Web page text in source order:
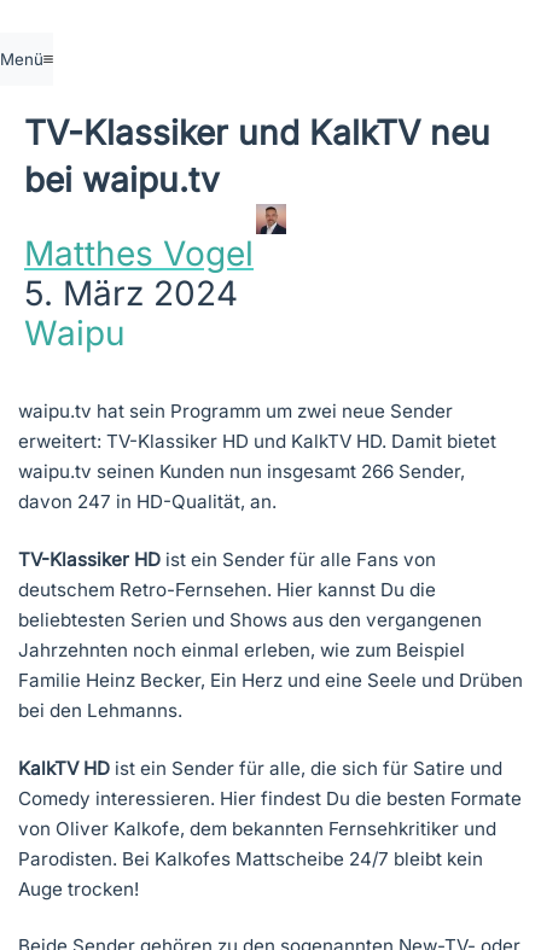
Menü
TV-Klassiker und KalkTV neu
bei waipu.tv
Matthes Vogel
5. März 2024
Waipu
waipu.tv hat sein Programm um zwei neue Sender
erweitert: TV-Klassiker HD und KalkTV HD. Damit bietet
waipu.tv seinen Kunden nun insgesamt 266 Sender,
davon 247 in HD-Qualität, an.
TV-Klassiker HD ist ein Sender für alle Fans von
deutschem Retro-Fernsehen. Hier kannst Du die
beliebtesten Serien und Shows aus den vergangenen
Jahrzehnten noch einmal erleben, wie zum Beispiel
Familie Heinz Becker, Ein Herz und eine Seele und Drüben
bei den Lehmanns.
KalkTV HD ist ein Sender für alle, die sich für Satire und
Comedy interessieren. Hier findest Du die besten Formate
von Oliver Kalkofe, dem bekannten Fernsehkritiker und
Parodisten. Bei Kalkofes Mattscheibe 24/7 bleibt kein
Auge trocken!